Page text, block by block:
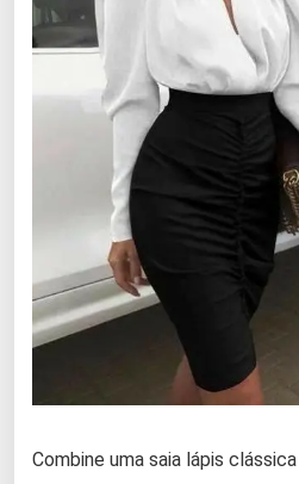
Combine uma saia lápis